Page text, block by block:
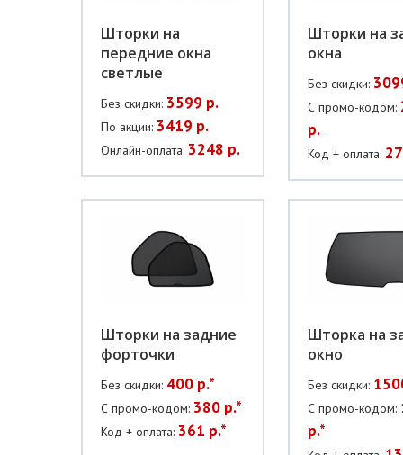
Шторки на
передние окна
светлые
Без скидки: 3599 р.
По акции: 3419 р.
Онлайн-оплата: 3248 р.
Шторки на
окна
Без скидки:
С промо-кодом:
р.
Код + оплата:
Шторки на задние
форточки
Без скидки: 400 р.*
С промо-кодом: 380 р.*
Код + оплата: 361 р.*
Шторка на
окно
Без скидки:
С промо-кодом:
р.*